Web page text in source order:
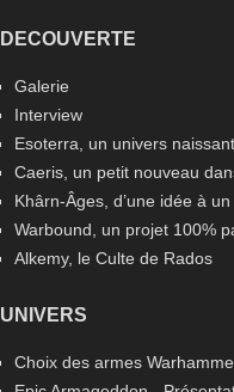
DECOUVERTE
Galerie
Interview
Esoterra, un univers naissant
Caeris, un petit nouveau
Khârn-Âges, d’une idée à
Warbound, un projet 100%
Alkemy, le Culte de Rados
UNIVERS
Choix des armes